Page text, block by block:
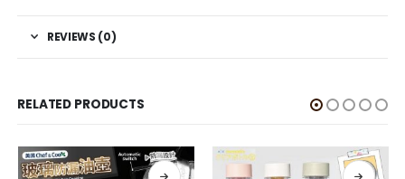
REVIEWS (0)
RELATED PRODUCTS